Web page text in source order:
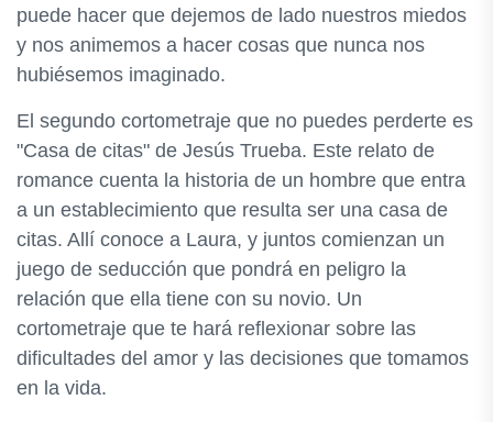
puede hacer que dejemos de lado nuestros miedos
y nos animemos a hacer cosas que nunca nos
hubiésemos imaginado.
El segundo cortometraje que no puedes perderte es
"Casa de citas" de Jesús Trueba. Este relato de
romance cuenta la historia de un hombre que entra
a un establecimiento que resulta ser una casa de
citas. Allí conoce a Laura, y juntos comienzan un
juego de seducción que pondrá en peligro la
relación que ella tiene con su novio. Un
cortometraje que te hará reflexionar sobre las
dificultades del amor y las decisiones que tomamos
en la vida.